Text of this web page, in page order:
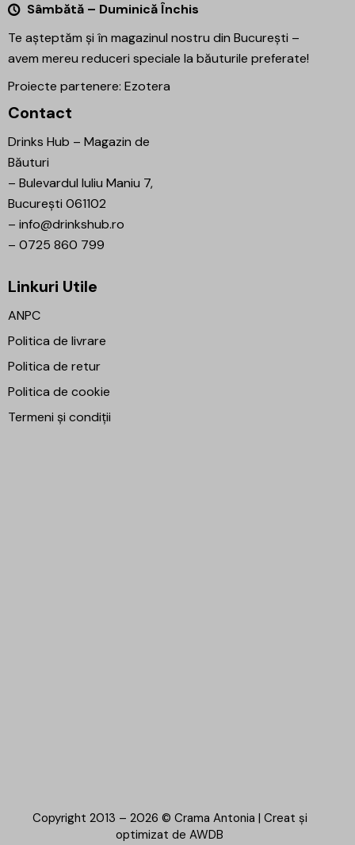
Sâmbătă – Duminică Închis
Te așteptăm și în magazinul nostru din București –
avem mereu reduceri speciale la băuturile preferate!
Proiecte partenere: Ezotera
Contact
Drinks Hub – Magazin de
Băuturi
– Bulevardul Iuliu Maniu 7,
București 061102
– info@drinkshub.ro
– 0725 860 799
Linkuri Utile
ANPC
Politica de livrare
Politica de retur
Politica de cookie
Termeni și condiții
Copyright 2013 – 2026 © Crama Antonia | Creat și
optimizat de AWDB